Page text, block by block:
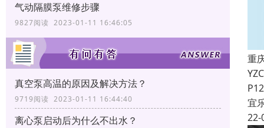
气动隔膜泵维修步骤
9827阅读 2023-01-11 16:46:05
真空泵高温的原因及解决方法？
9719阅读 2023-01-11 16:44:40
离心泵启动后为什么不出水？
重
宜
22-